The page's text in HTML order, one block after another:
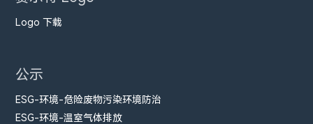
Logo 下载
公示
ESG-环境-危险废物污染环境防治
ESG-环境-温室气体排放